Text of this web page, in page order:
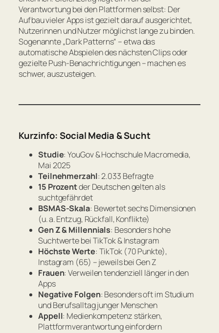
Verantwortung bei den Plattformen selbst: Der
Aufbau vieler Apps ist gezielt darauf ausgerichtet,
Nutzerinnen und Nutzer möglichst lange zu binden.
Sogenannte „Dark Patterns“ – etwa das
automatische Abspielen des nächsten Clips oder
gezielte Push-Benachrichtigungen – machen es
schwer, auszusteigen.
Kurzinfo: Social Media & Sucht
Studie: YouGov & Hochschule Macromedia,
Mai 2025
Teilnehmerzahl: 2.033 Befragte
15 Prozentder Deutschen gelten als
suchtgefährdet
BSMAS-Skala: Bewertet sechs Dimensionen
(u. a. Entzug, Rückfall, Konflikte)
Gen Z & Millennials: Besonders hohe
Suchtwerte bei TikTok & Instagram
Höchste Werte: TikTok (70 Punkte),
Instagram (65) – jeweils bei Gen Z
Frauen: Verweilen tendenziell länger in den
Apps
Negative Folgen: Besonders oft im Studium
und Berufsalltag junger Menschen
Appell: Medienkompetenz stärken,
Plattformverantwortung einfordern